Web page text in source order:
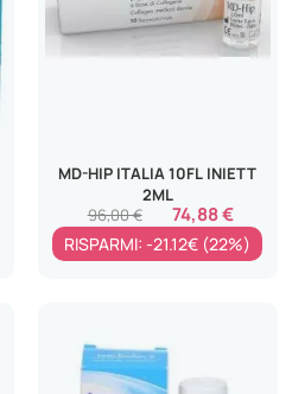
MD-HIP ITALIA 10FL INIETT
2ML
74,88 €
96,00 €
RISPARMI: -21.12€ (22%)